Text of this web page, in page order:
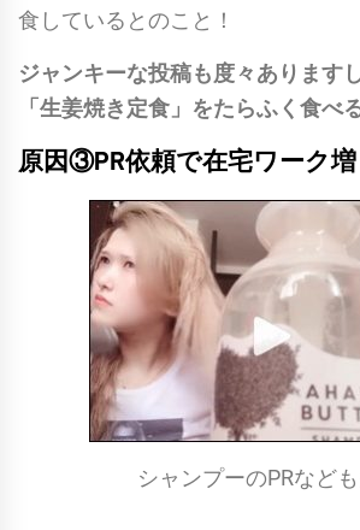
食しているとのこと！
ジャンキーな投稿も度々あります
「生姜焼き定食」をたらふく食べ
原因③PR依頼で在宅ワーク増
シャンプーのPRなど